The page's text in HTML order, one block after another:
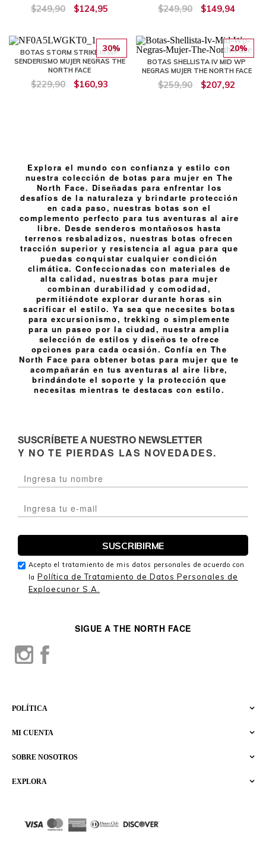
$249,90 $124,95 $249,90 $149,94
30%
BOTAS STORM STRIKE III WP
SENDERISMO MUJER NEGRAS THE
NORTH FACE
$229,90 $160,93
20%
BOTAS SHELLISTA IV MID WP
NEGRAS MUJER THE NORTH FACE
$259,90 $207,92
Explora el mundo con confianza y estilo con
nuestra colección de botas para mujer en The
North Face. Diseñadas para enfrentar los
desafíos de la naturaleza y brindarte protección
en cada paso, nuestras botas son el
complemento perfecto para tus aventuras al aire
libre. Desde senderos montañosos hasta
terrenos resbaladizos, nuestras botas ofrecen
tracción superior y resistencia al agua para que
puedas conquistar cualquier condición
climática. Confeccionadas con materiales de
alta calidad, nuestras botas para mujer
combinan durabilidad y comodidad,
permitiéndote explorar durante horas sin
sacrificar el estilo. Ya sea que necesites botas
para excursionismo, trekking o simplemente
para un paseo por la ciudad, nuestra amplia
selección de estilos y diseños te ofrece
opciones para cada ocasión. Confía en The
North Face para obtener botas para mujer que te
acompañarán en tus aventuras al aire libre,
brindándote el soporte y la protección que
necesitas mientras te destacas con estilo.
EXPLORA
SOBRE NOSOTROS
MI CUENTA
POLÍTICA
SIGUE A THE NORTH FACE
SUSCRÍBETE A NUESTRO NEWSLETTER
Y NO TE PIERDAS LAS NOVEDADES.
Acepto el tratamiento de mis datos personales de acuerdo con
la Política de Tratamiento de Datos Personales de
Exploecunor S.A.